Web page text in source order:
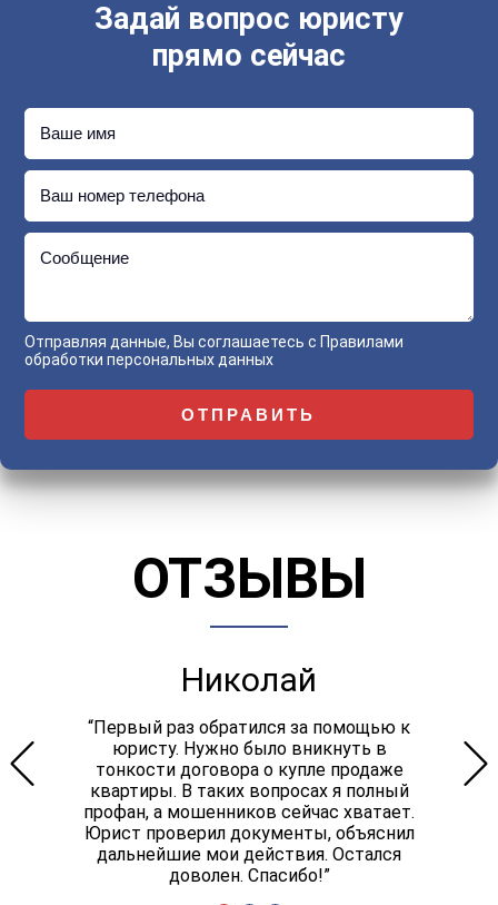
Задай вопрос юристу
прямо сейчас
Ваше имя
Ваш номер телефона
Сообщение
Отправляя данные, Вы соглашаетесь с Правилами
обработки персональных данных
ОТЗЫВЫ
Николай
“Первый раз обратился за помощью к
юристу. Нужно было вникнуть в
тонкости договора о купле продаже
квартиры. В таких вопросах я полный
профан, а мошенников сейчас хватает.
Юрист проверил документы, объяснил
дальнейшие мои действия. Остался
доволен. Спасибо!”